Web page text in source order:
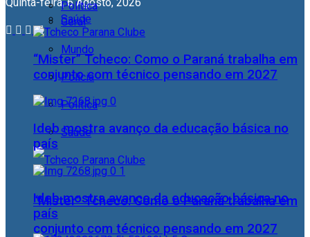
Geral
Mundo
Polícia
Política
Saúde
“Mister” Tcheco: Como o Paraná trabalha em
conjunto com técnico pensando em 2027
Política
Saúde
“Mister” Tcheco: Como o Paraná trabalha em
conjunto com técnico pensando em 2027
Ideb mostra avanço da educação básica no
país
Ideb mostra avanço da educação básica no
país